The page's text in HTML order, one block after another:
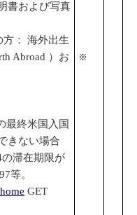
書および写真
： 海外出生
Abroad ）お
最終米国入国
きない場合
滞在期限が
等。
GET
※